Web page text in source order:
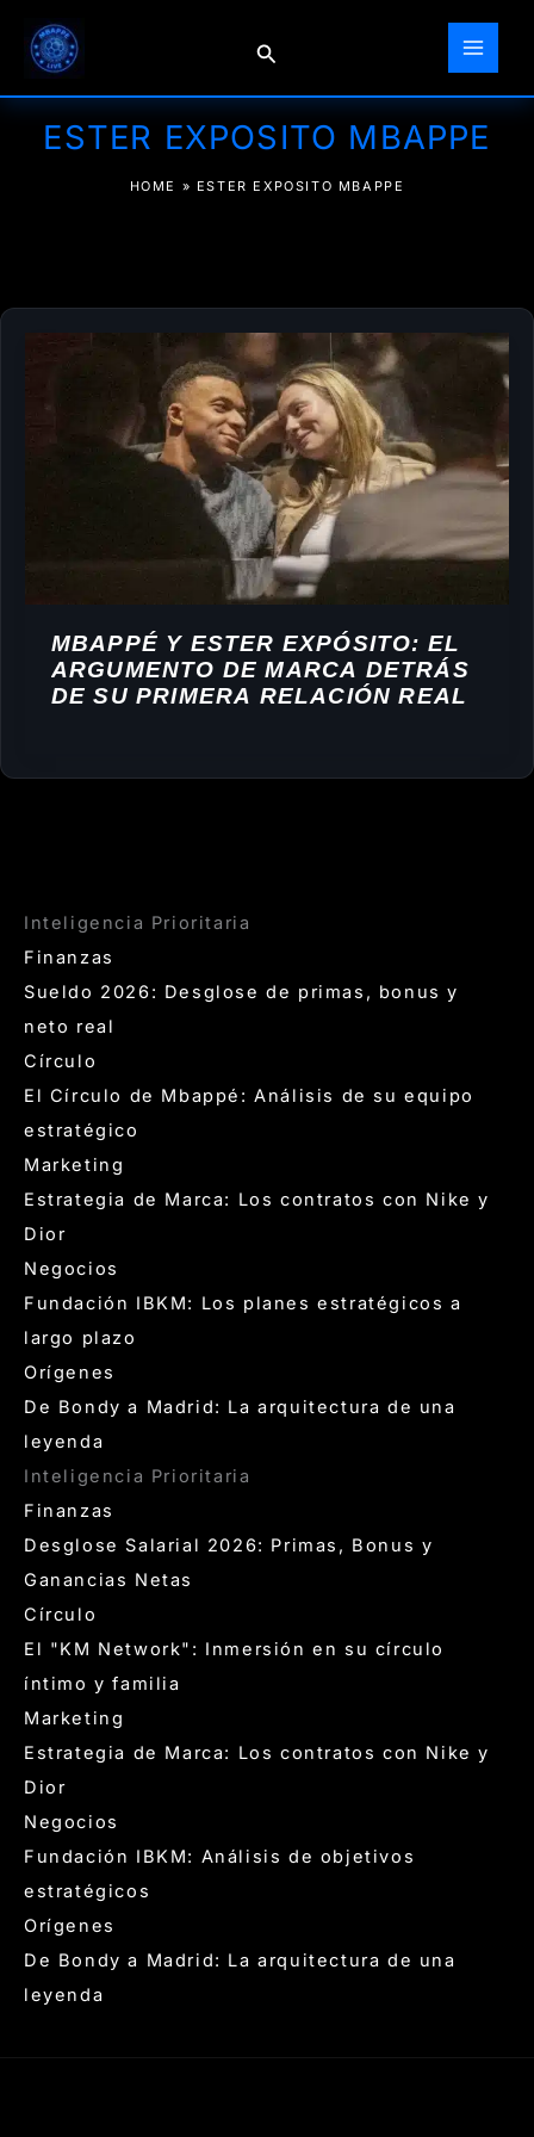
contenido
Buscar
ESTER EXPOSITO MBAPPE
HOME » ESTER EXPOSITO MBAPPE
MBAPPÉ Y ESTER EXPÓSITO: EL
ARGUMENTO DE MARCA DETRÁS
DE SU PRIMERA RELACIÓN REAL
Inteligencia Prioritaria
Finanzas
Sueldo 2026: Desglose de primas, bonus y
neto real
Círculo
El Círculo de Mbappé: Análisis de su equipo
estratégico
Marketing
Estrategia de Marca: Los contratos con Nike y
Dior
Negocios
Fundación IBKM: Los planes estratégicos a
largo plazo
Orígenes
De Bondy a Madrid: La arquitectura de una
leyenda
Inteligencia Prioritaria
Finanzas
Desglose Salarial 2026: Primas, Bonus y
Ganancias Netas
Círculo
El "KM Network": Inmersión en su círculo
íntimo y familia
Marketing
Estrategia de Marca: Los contratos con Nike y
Dior
Negocios
Fundación IBKM: Análisis de objetivos
estratégicos
Orígenes
De Bondy a Madrid: La arquitectura de una
leyenda